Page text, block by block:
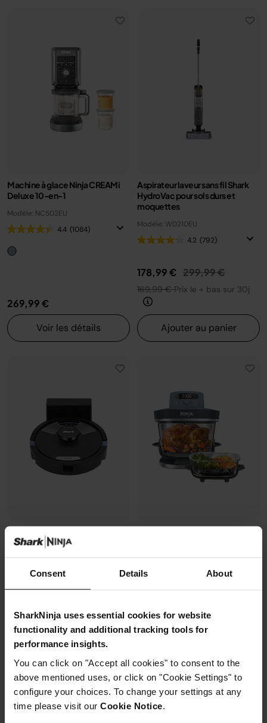
Consent Details About
SharkNinja uses essential cookies for website
functionality and additional tracking tools for
performance insights.
You can click on "Accept all cookies" to consent to the
above mentioned uses, or click on "Cookie Settings" to
configure your choices. To change your settings at any
time please visit our Cookie Notice
Machine à glace Ninja CREAMi
Deluxe 10-en-1
Modèle: NC502EU
4.4 (1084)
269,99 €
Voir les détails
Aspirateur laveur sans fil Shark
HydroVac pour sols durs et
moquettes
Modèle: WD210EU
4.2 (792)
178,99 € Prix réduit de
299,99 €au
169,99 €Prix le + bas sur 30j
Ajouter au panier
1 Shark Matrix Plus
Modèle: RV2620WDEU
3.7
Air Fryer en verre Crispi Pro, 7-
en-1
Surface de cuisson sans PFAS
7 modes de cuisson, T°C
Préparez, cuisinez, conservez
avec un même récipient